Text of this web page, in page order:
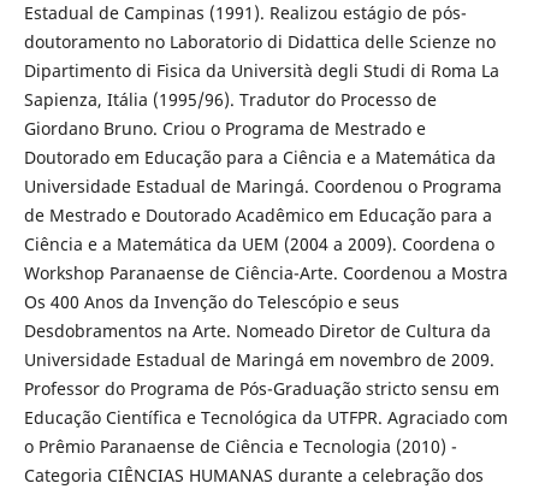
Estadual de Campinas (1991). Realizou estágio de pós-
doutoramento no Laboratorio di Didattica delle Scienze no
Dipartimento di Fisica da Università degli Studi di Roma La
Sapienza, Itália (1995/96). Tradutor do Processo de
Giordano Bruno. Criou o Programa de Mestrado e
Doutorado em Educação para a Ciência e a Matemática da
Universidade Estadual de Maringá. Coordenou o Programa
de Mestrado e Doutorado Acadêmico em Educação para a
Ciência e a Matemática da UEM (2004 a 2009). Coordena o
Workshop Paranaense de Ciência-Arte. Coordenou a Mostra
Os 400 Anos da Invenção do Telescópio e seus
Desdobramentos na Arte. Nomeado Diretor de Cultura da
Universidade Estadual de Maringá em novembro de 2009.
Professor do Programa de Pós-Graduação stricto sensu em
Educação Científica e Tecnológica da UTFPR. Agraciado com
o Prêmio Paranaense de Ciência e Tecnologia (2010) -
Categoria CIÊNCIAS HUMANAS durante a celebração dos